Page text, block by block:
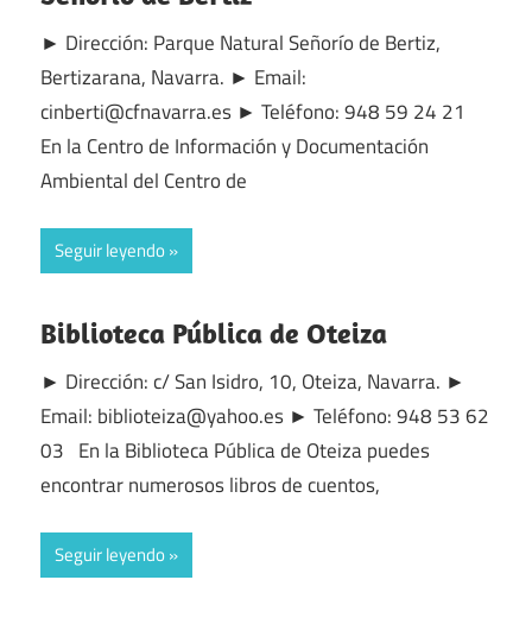
► Dirección: Parque Natural Señorío de Bertiz,
Bertizarana, Navarra. ► Email:
cinberti@cfnavarra.es ► Teléfono: 948 59 24 21
En la Centro de Información y Documentación
Ambiental del Centro de
Seguir leyendo
Biblioteca Pública de Oteiza
► Dirección: c/ San Isidro, 10, Oteiza, Navarra. ►
Email: biblioteiza@yahoo.es ► Teléfono: 948 53 62
03 En la Biblioteca Pública de Oteiza puedes
encontrar numerosos libros de cuentos,
Seguir leyendo